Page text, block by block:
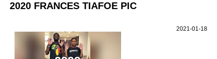
2020 FRANCES TIAFOE PIC
2021-01-18